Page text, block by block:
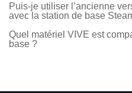
Puis-je utiliser l’ancienne
avec la station de base
Quel matériel VIVE est
base ?